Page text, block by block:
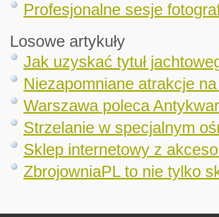
Profesjonalne sesje
Losowe artykuły
Jak uzyskać tytuł
Niezapomniane atrakcje
Warszawa poleca
Strzelanie w specjalnym
Sklep internetowy z
ZbrojowniaPL to nie tylko